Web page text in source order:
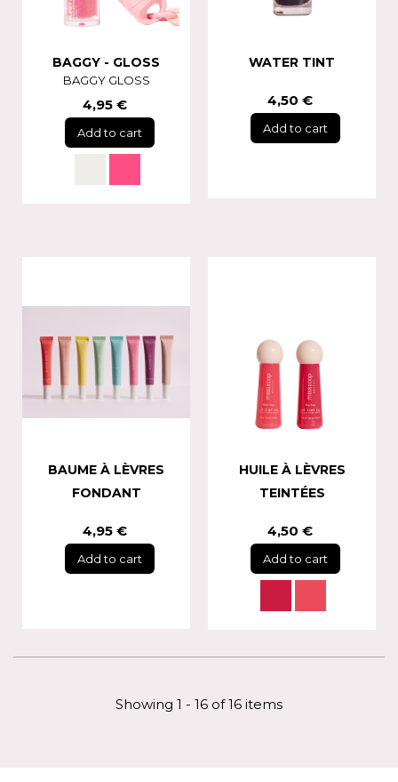
BAGGY - GLOSS
BAGGY GLOSS
4,95 €
Add to cart
WATER TINT
4,50 €
Add to cart
BAUME À LÈVRES
FONDANT
4,95 €
Add to cart
HUILE À LÈVRES
TEINTÉES
4,50 €
Add to cart
Showing 1 - 16 of 16 items